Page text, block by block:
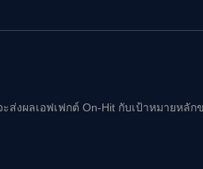
งผลเอฟเฟกต์ On-Hit กับเป้าหมายหลัก